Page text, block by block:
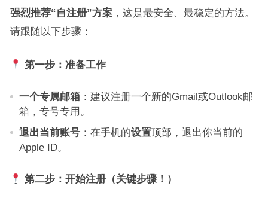
强烈推荐“自注册”方案，这是最安全、最稳定的方法。
请跟随以下步骤：
第一步：准备工作
一个专属邮箱：建议注册一个新的Gmail或Outlook邮
箱，专号专用。
退出当前账号：在手机的设置顶部，退出你当前的
Apple ID。
第二步：开始注册（关键步骤！）